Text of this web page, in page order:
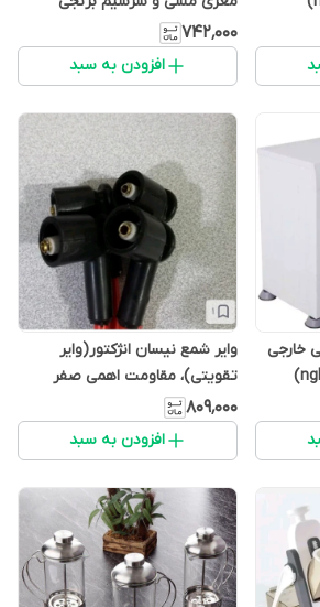
(ارسال سراسری مدل ngh)
۷۴۲٬۰۰۰
افزودن به سبد
خارجی
وایر شمع نیسان انژکتور(وایر
تقویتی)، مقاومت اهمی صفر
(مدلmana1456)
۸۰۹٬۰۰۰
افزودن به سبد